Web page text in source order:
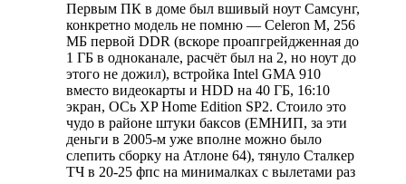
Первым ПК в доме был вшивый ноут Самсунг,
конкретно модель не помню — Celeron M, 256
МБ первой DDR (вскоре проапгрейдженная до
1 ГБ в одноканале, расчёт был на 2, но ноут до
этого не дожил), встройка Intel GMA 910
вместо видеокарты и HDD на 40 ГБ, 16:10
экран, ОСь XP Home Edition SP2. Стоило это
чудо в районе штуки баксов (ЕМНИП, за эти
деньги в 2005-м уже вполне можно было
слепить сборку на Атлоне 64), тянуло Сталкер
ТЧ в 20-25 фпс на минималках с вылетами раз